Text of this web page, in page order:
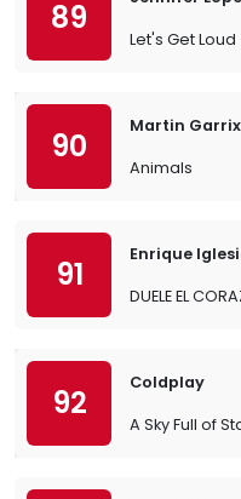
89
Let's Get Loud
90
Martin Garrix
Animals
91
Enrique
DUELE EL
92
Coldplay
A Sky Full of